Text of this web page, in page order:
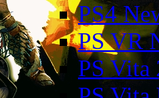
PS4
PS VR
PS Vita